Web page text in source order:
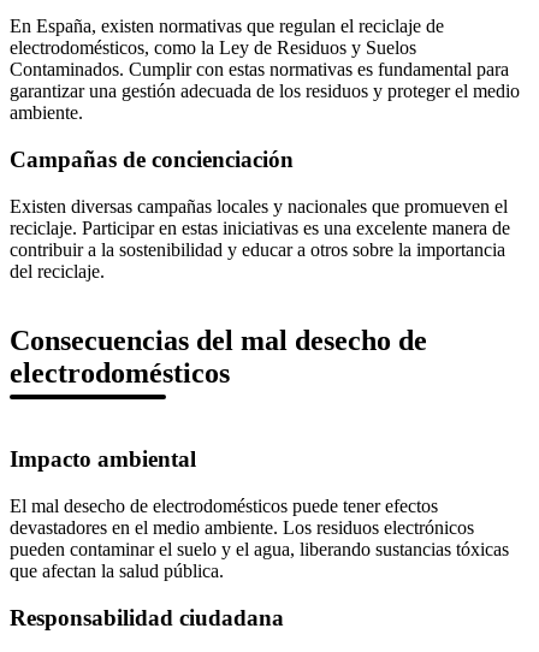
En España, existen normativas que regulan el reciclaje de
electrodomésticos, como la Ley de Residuos y Suelos
Contaminados. Cumplir con estas normativas es fundamental para
garantizar una gestión adecuada de los residuos y proteger el medio
ambiente.
Campañas de concienciación
Existen diversas campañas locales y nacionales que promueven el
reciclaje. Participar en estas iniciativas es una excelente manera de
contribuir a la sostenibilidad y educar a otros sobre la importancia
del reciclaje.
Consecuencias del mal desecho de
electrodomésticos
Impacto ambiental
El mal desecho de electrodomésticos puede tener efectos
devastadores en el medio ambiente. Los residuos electrónicos
pueden contaminar el suelo y el agua, liberando sustancias tóxicas
que afectan la salud pública.
Responsabilidad ciudadana